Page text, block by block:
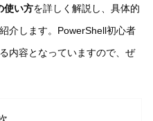
使い方を詳しく解説し、具体的
介します。PowerShell初心者
内容となっていますので、ぜ